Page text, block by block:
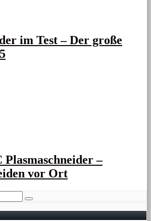
im Test – Der große
–
vor Ort